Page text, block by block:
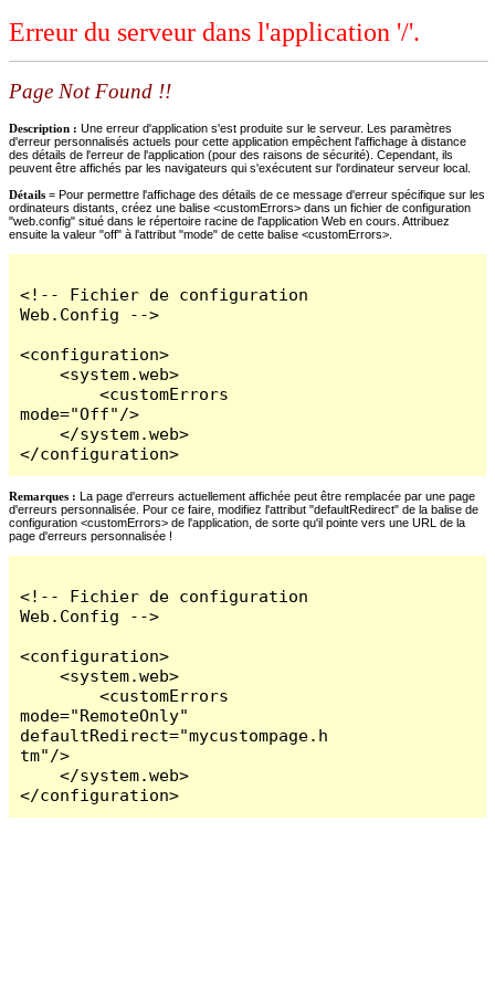
Erreur du serveur dans l'application '/'.
Page Not Found !!
Description : Une erreur d'application s'est produite sur le serveur. Les paramètres
d'erreur personnalisés actuels pour cette application empêchent l'affichage à distance
des détails de l'erreur de l'application (pour des raisons de sécurité). Cependant, ils
peuvent être affichés par les navigateurs qui s'exécutent sur l'ordinateur serveur local.
Détails = Pour permettre l'affichage des détails de ce message d'erreur spécifique sur les
ordinateurs distants, créez une balise <customErrors> dans un fichier de configuration
"web.config" situé dans le répertoire racine de l'application Web en cours. Attribuez
ensuite la valeur "off" à l'attribut "mode" de cette balise <customErrors>.
<!-- Fichier de configuration
Web.Config -->
<configuration>
    <system.web>
        <customErrors
mode="Off"/>
    </system.web>
</configuration>
Remarques : La page d'erreurs actuellement affichée peut être remplacée par une page
d'erreurs personnalisée. Pour ce faire, modifiez l'attribut "defaultRedirect" de la balise de
configuration <customErrors> de l'application, de sorte qu'il pointe vers une URL de la
page d'erreurs personnalisée !
<!-- Fichier de configuration
Web.Config -->
<configuration>
    <system.web>
        <customErrors
mode="RemoteOnly"
defaultRedirect="mycustompage.h
tm"/>
    </system.web>
</configuration>